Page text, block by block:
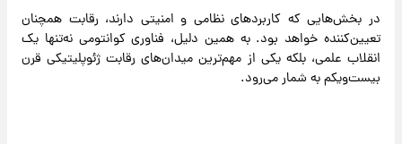
در بخش‌هایی که کاربردهای نظامی و امنیتی دارند، رقابت همچنان
تعیین‌کننده خواهد بود. به همین دلیل، فناوری کوانتومی نه‌تنها یک
انقلاب علمی، بلکه یکی از مهم‌ترین میدان‌های رقابت ژئوپلیتیکی قرن
بیست‌ویکم به شمار می‌رود.